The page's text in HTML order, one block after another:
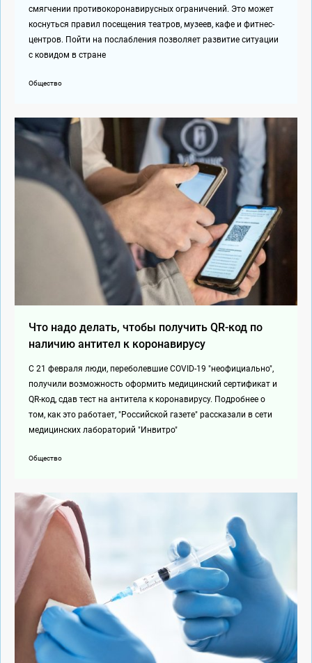
смягчении противокоронавирусных ограничений. Это может
коснуться правил посещения театров, музеев, кафе и фитнес-
центров. Пойти на послабления позволяет развитие ситуации
с ковидом в стране
Общество
Что надо делать, чтобы получить QR-код по
наличию антител к коронавирусу
С 21 февраля люди, переболевшие COVID-19 "неофициально",
получили возможность оформить медицинский сертификат и
QR-код, сдав тест на антитела к коронавирусу. Подробнее о
том, как это работает, "Российской газете" рассказали в сети
медицинских лабораторий "Инвитро"
Общество